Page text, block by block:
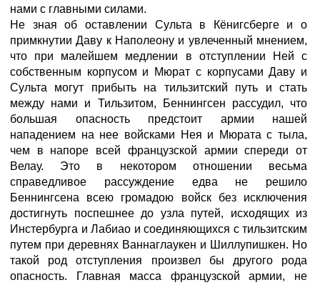
нами с главными силами.
Не зная об оставлении Сульта в Кёнигсберге и о
примкнутии Даву к Наполеону и увлеченный мнением,
что при малейшем медлении в отступлении Ней с
собственным корпусом и Мюрат с корпусами Даву и
Сульта могут прибыть на тильзитский путь и стать
между нами и Тильзитом, Беннингсен рассудил, что
большая опасность предстоит армии нашей
нападением на нее войсками Нея и Мюрата с тыла,
чем в напоре всей французской армии спереди от
Велау. Это в некотором отношении весьма
справедливое рассуждение едва не решило
Беннингсена всею громадою войск без исключения
достигнуть поспешнее до узла путей, исходящих из
Инстербурга и Лабиао и соединяющихся с тильзитским
путем при деревнях Ваннаглаукен и Шиллупишкен. Но
такой род отступления произвел бы другого рода
опасность. Главная масса французской армии, не